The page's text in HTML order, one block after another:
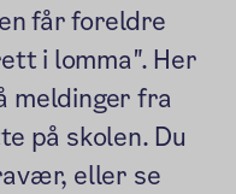
får foreldre
i lomma". Her
meldinger fra
på skolen. Du
eller se